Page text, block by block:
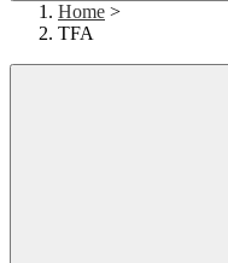
Home >
TFA